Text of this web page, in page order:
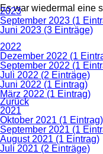
Es war wiedermal eine
Zurück
2023
September 2023 (1
Juni 2023 (3 Einträge)
2022
Dezember 2022 (1
September 2022 (1
Juli 2022 (2 Einträge)
Juni 2022 (1 Eintrag)
März 2022 (1 Eintrag)
2021
Oktober 2021 (1 Eintrag)
September 2021 (1
August 2021 (1 Eintrag)
Juli 2021 (2 Einträge)